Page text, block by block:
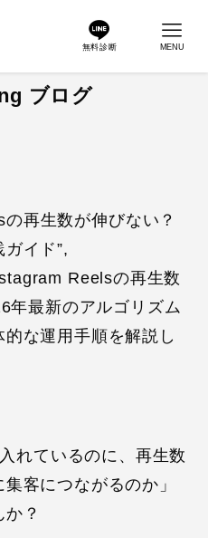
無料診断 MENU
ブログ
再生数が伸びない？
イド”,
Reelsの再生数
年最新のアルゴリズム
な運用手順を解説し
れているのに、再生数
客につながるのか」
？